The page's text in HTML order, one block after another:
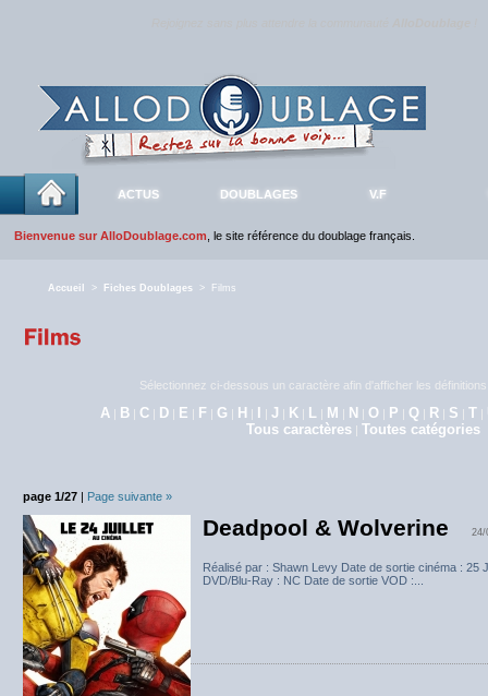
ACTUS DOUBLAGES V.F
Bienvenue sur AlloDoublage.com , le site référence du doublage français.
Accueil > Fiches Doublages > Films
Sélectionnez ci-dessous un caractère afin d'afficher les
A | B | C | D | E | F | G | H | I |J | K | L | M | N | O | P | Q | R | S | T |
Tous caractères | Toutes catégories
page 1/27 | Page suivante »
Deadpool & Wolverine 24/
Réalisé par : Shawn Levy Date de sortie cinéma : 25
DVD/Blu-Ray : NC Date de sortie VOD :...